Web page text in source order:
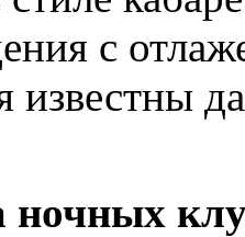
с
известны
ночных